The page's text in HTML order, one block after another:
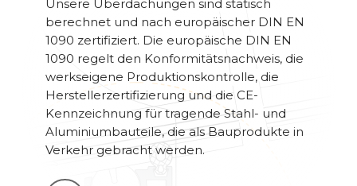
Unsere Überdachungen sind statisch
berechnet und nach europäischer DIN EN
1090 zertifiziert. Die europäische DIN EN
1090 regelt den Konformitätsnachweis, die
werkseigene Produktionskontrolle, die
Herstellerzertifizierung und die CE-
Kennzeichnung für tragende Stahl- und
Aluminiumbauteile, die als Bauprodukte in
Verkehr gebracht werden.